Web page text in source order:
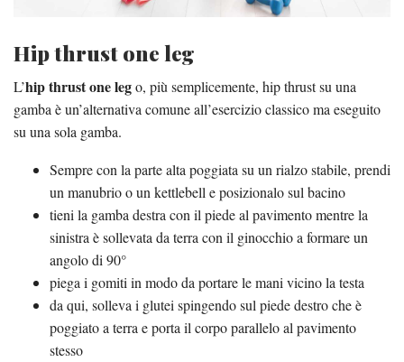
Hip thrust one leg
L’hip thrust one lego, più semplicemente, hip thrust su una
gamba è un’alternativa comune all’esercizio classico ma eseguito
su una sola gamba.
Sempre con la parte alta poggiata su un rialzo stabile, prendi
un manubrio o un kettlebell e posizionalo sul bacino
tieni la gamba destra con il piede al pavimento mentre la
sinistra è sollevata da terra con il ginocchio a formare un
angolo di 90°
piega i gomiti in modo da portare le mani vicino la testa
da qui, solleva i glutei spingendo sul piede destro che è
poggiato a terra e porta il corpo parallelo al pavimento
stesso